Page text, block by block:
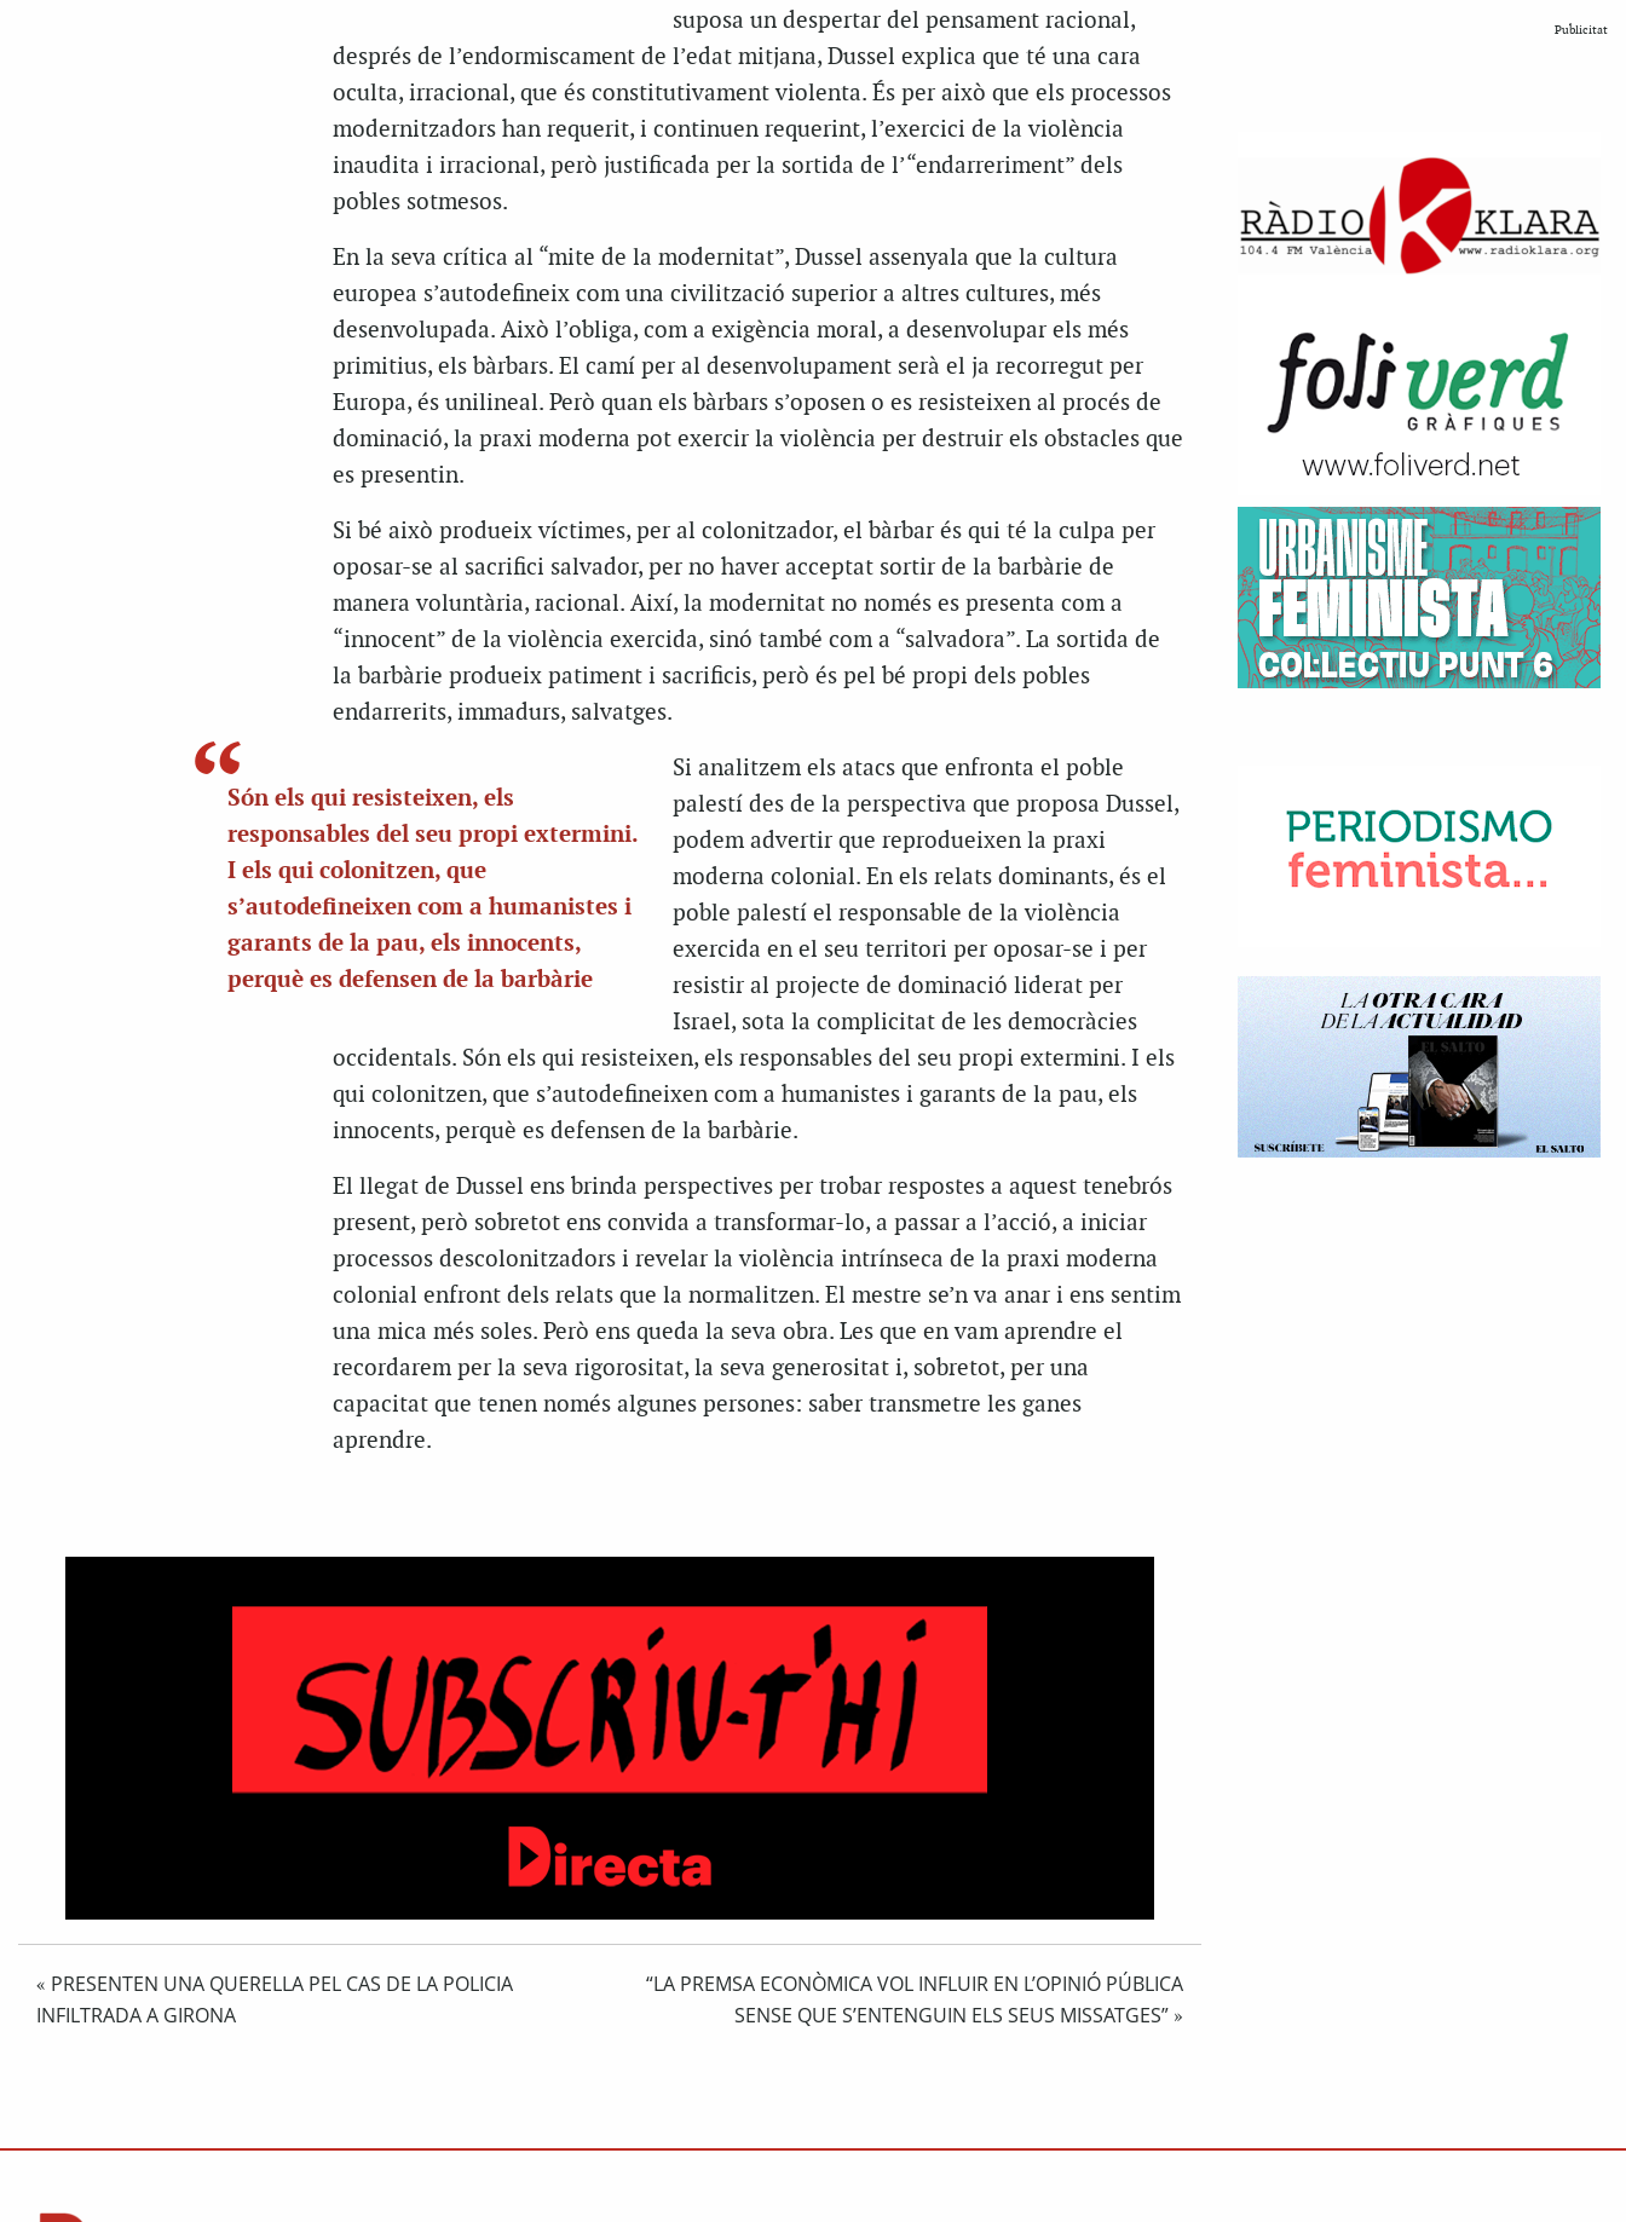
suposa un despertar del pensament racional,
després de l’endormiscament de l’edat mitjana, Dussel explica que té una cara
oculta, irracional, que és constitutivament violenta. És per això que els processos
modernitzadors han requerit, i continuen requerint, l’exercici de la violència
inaudita i irracional, però justificada per la sortida de l’“endarreriment” dels
pobles sotmesos.
En la seva crítica al “mite de la modernitat”, Dussel assenyala que la cultura
europea s’autodefineix com una civilització superior a altres cultures, més
desenvolupada. Això l’obliga, com a exigència moral, a desenvolupar els més
primitius, els bàrbars. El camí per al desenvolupament serà el ja recorregut per
Europa, és unilineal. Però quan els bàrbars s’oposen o es resisteixen al procés de
dominació, la praxi moderna pot exercir la violència per destruir els obstacles que
es presentin.
Si bé això produeix víctimes, per al colonitzador, el bàrbar és qui té la culpa per
oposar-se al sacrifici salvador, per no haver acceptat sortir de la barbàrie de
manera voluntària, racional. Així, la modernitat no només es presenta com a
“innocent” de la violència exercida, sinó també com a “salvadora”. La sortida de
la barbàrie produeix patiment i sacrificis, però és pel bé propi dels pobles
endarrerits, immadurs, salvatges.
Són els qui resisteixen, els
responsables del seu propi extermini.
I els qui colonitzen, que
s’autodefineixen com a humanistes i
garants de la pau, els innocents,
perquè es defensen de la barbàrie
Si analitzem els atacs que enfronta el poble
palestí des de la perspectiva que proposa Dussel,
podem advertir que reprodueixen la praxi
moderna colonial. En els relats dominants, és el
poble palestí el responsable de la violència
exercida en el seu territori per oposar-se i per
resistir al projecte de dominació liderat per
Israel, sota la complicitat de les democràcies
occidentals. Són els qui resisteixen, els responsables del seu propi extermini. I els
qui colonitzen, que s’autodefineixen com a humanistes i garants de la pau, els
innocents, perquè es defensen de la barbàrie.
El llegat de Dussel ens brinda perspectives per trobar respostes a aquest tenebrós
present, però sobretot ens convida a transformar-lo, a passar a l’acció, a iniciar
processos descolonitzadors i revelar la violència intrínseca de la praxi moderna
colonial enfront dels relats que la normalitzen. El mestre se’n va anar i ens sentim
una mica més soles. Però ens queda la seva obra. Les que en vam aprendre el
recordarem per la seva rigorositat, la seva generositat i, sobretot, per una
capacitat que tenen només algunes persones: saber transmetre les ganes
aprendre.
« PRESENTEN UNA QUERELLA PEL CAS DE LA POLICIA
INFILTRADA A GIRONA
“LA PREMSA ECONÒMICA VOL INFLUIR EN L’OPINIÓ PÚBLICA
SENSE QUE S’ENTENGUIN ELS SEUS MISSATGES” »
Publicitat